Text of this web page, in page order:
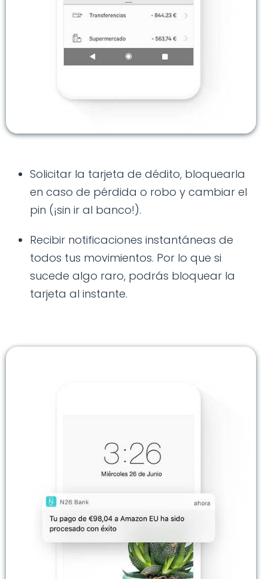
Solicitar la tarjeta de dédito, bloquearla
en caso de pérdida o robo y cambiar el
pin (¡sin ir al banco!).
Recibir notificaciones instantáneas de
todos tus movimientos. Por lo que si
sucede algo raro, podrás bloquear la
tarjeta al instante.